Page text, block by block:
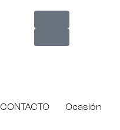
CONTACTO Ocasión